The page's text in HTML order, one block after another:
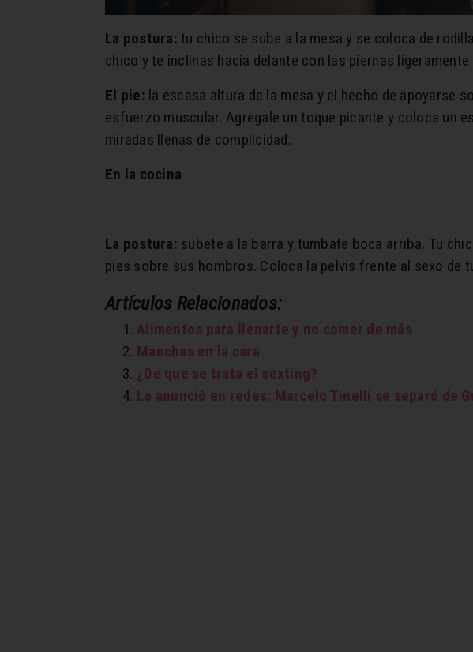
La postura: tu chico se sube a la mesa y se coloca de
chico y te inclinas hacia delante con las piernas
El pie: la escasa altura de la mesa y el hecho de apoyarse
esfuerzo muscular. Agregale un toque picante y coloca un
miradas llenas de complicidad.
En la cocina
La postura: subete a la barra y tumbate boca arriba. Tu
pies sobre sus hombros. Coloca la pelvis frente al sexo de
Artículos Relacionados:
Alimentos para llenarte y no comer de más
Manchas en la cara
¿De que se trata el sexting?
Lo anunció en redes: Marcelo Tinelli se separó de